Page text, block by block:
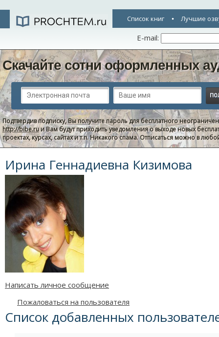
Список книг Лучшие
E-mail:
Скачайте сотни оформленных
Подтвердив подписку, Вы получите пароль для бесплатного
http://bibe.ruи Вам будут приходить уведомления о выходе новых
проектах, курсах, сайтах и т.п. Никакого спама. Отписаться можно в
Ирина Геннадиевна Кизимова
Написать личное сообщение
Пожаловаться на пользователя
Список добавленных